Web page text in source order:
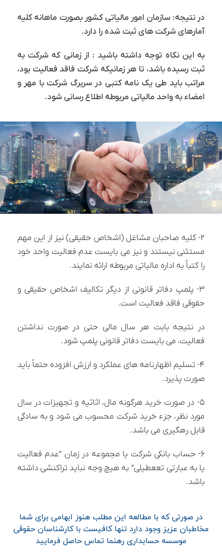
در نتیجه: سازمان امور مالیاتی کشور بصورت ماهانه کلیه
آمارهای شرکت های ثبت شده را دارد.
به این نکاه توجه داشته باشید : از زمانی که شرکت به
ثبت رسیده باشد، تا هر زمانیکه شرکت فاقد فعالیت بود،
مراتب باید طی یک نامه کتبی در سربرگ شرکت با مهر و
امضاء به واحد مالیاتی مربوطه اطلاع رسانی شود.
۲- کلیه صاحبان مشاغل (اشخاص حقیقی) نیز از این مهم
مستثنی نیستند و نیز می بایست عدم فعالیت واحد خود
را کتباً به اداره مالیاتی مربوطه ارائه نمایند.
۳- پلمپ دفاتر قانونی از دیگر تکالیف اشخاص حقیقی و
حقوقی فاقد فعالیت است.
در نتیجه بابت هر سال مالی حتی در صورت نداشتن
فعالیت، می بایست دفاتر قانونی پلمپ شود.
۴- تسلیم اظهارنامه های عملکرد و ارزش افزوده حتماً باید
صورت پذیرد.
۵- در صورت خرید هرگونه مال، اثاثیه و تجهیزات در سال
مورد نظر، جزء خرید شرکت محسوب می شود و به سادگی
قابل رهگیری می باشد.
۶- حساب بانکی شرکت یا مجموعه در زمان ”عدم فعالیت
یا به عبارتی تععطیلی” به هیچ وجه نباید تراکنشی داشته
باشد.
در صورتی که با مطالعه این مطلب هنوز ابهامی برای شما
مخاطبان عزیز وجود دارد تنها کافیست با کارشناسان حقوقی
موسسه حسابداری رهنما تماس حاصل فرمایید